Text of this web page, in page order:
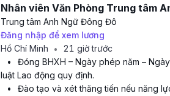
Nhân viên Văn Phòng Trung tâm
Trung tâm Anh Ngữ Đông Đô
Đăng nhập để xem lương
Hồ Chí Minh
•
21 giờ trước
•
Đóng BHXH – Ngày phép năm –
luật Lao động quy định.
•
Đào tạo và xét thăng tiến nếu năng